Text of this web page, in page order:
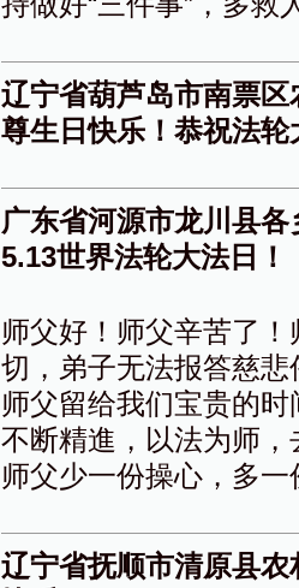
辽宁省葫芦岛市南票
尊生日快乐！恭祝法
广东省河源市龙川县
5.13世界法轮大法日！
师父好！师父辛苦了
切，弟子无法报答慈
师父留给我们宝贵的
不断精進，以法为师
师父少一份操心，多一
辽宁省抚顺市清原县